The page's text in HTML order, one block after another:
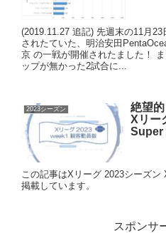
(2019.11.27 追記) 先週末の11月
されたていた、明治安田
京 の一戦が開催されたました！
ップが無かった2試合に...
2023シーズン
絶望
Xリー
Super
この記事はXリーグ 2023シーズ
掲載しています。
スポンサ